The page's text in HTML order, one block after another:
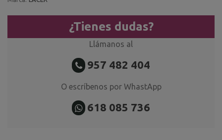
¿Tienes dudas?
Llámanos al
957 482 404
O escríbenos por WhastApp
618 085 736